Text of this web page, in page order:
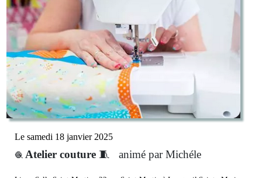
Le samedi 18 janvier 2025
🧶 Atelier couture 🧵 animé par Michéle